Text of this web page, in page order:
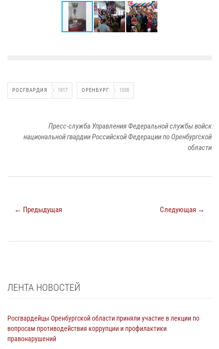
РОСГВАРДИЯ 1917 ОРЕНБУРГ 1038
Пресс-служба Управления Федеральной службы войск
национальной гвардии Российской Федерации по Оренбургской
области
← Предыдущая Следующая →
ЛЕНТА НОВОСТЕЙ
Росгвардейцы Оренбургской области приняли участие в лекции по
вопросам противодействия коррупции и профилактики
правонарушений